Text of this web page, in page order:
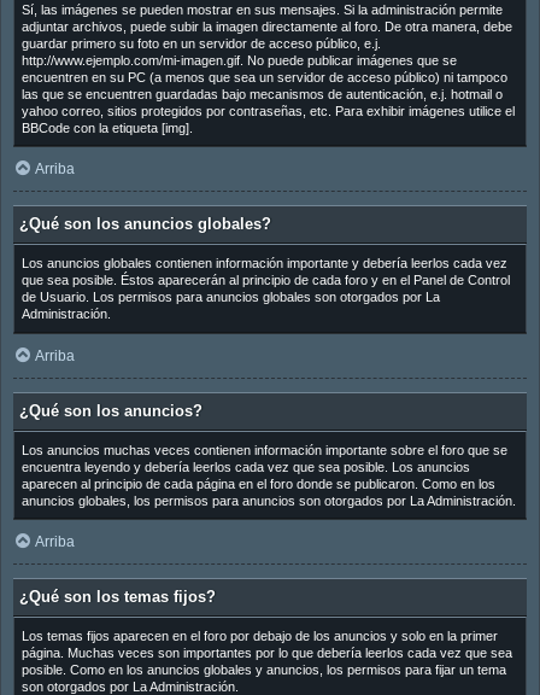
Sí, las imágenes se pueden mostrar en sus mensajes. Si la administración permite
adjuntar archivos, puede subir la imagen directamente al foro. De otra manera, debe
guardar primero su foto en un servidor de acceso público, e.j.
http://www.ejemplo.com/mi-imagen.gif. No puede publicar imágenes que se
encuentren en su PC (a menos que sea un servidor de acceso público) ni tampoco
las que se encuentren guardadas bajo mecanismos de autenticación, e.j. hotmail o
yahoo correo, sitios protegidos por contraseñas, etc. Para exhibir imágenes utilice el
BBCode con la etiqueta [img].
Arriba
¿Qué son los anuncios globales?
Los anuncios globales contienen información importante y debería leerlos cada vez
que sea posible. Éstos aparecerán al principio de cada foro y en el Panel de Control
de Usuario. Los permisos para anuncios globales son otorgados por La
Administración.
Arriba
¿Qué son los anuncios?
Los anuncios muchas veces contienen información importante sobre el foro que se
encuentra leyendo y debería leerlos cada vez que sea posible. Los anuncios
aparecen al principio de cada página en el foro donde se publicaron. Como en los
anuncios globales, los permisos para anuncios son otorgados por La Administración.
Arriba
¿Qué son los temas fijos?
Los temas fijos aparecen en el foro por debajo de los anuncios y solo en la primer
página. Muchas veces son importantes por lo que debería leerlos cada vez que sea
posible. Como en los anuncios globales y anuncios, los permisos para fijar un tema
son otorgados por La Administración.